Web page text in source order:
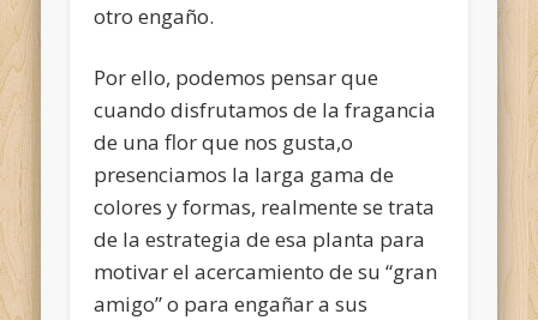
otro engaño.
Por ello, podemos pensar que
cuando disfrutamos de la fragancia
de una flor que nos gusta,o
presenciamos la larga gama de
colores y formas, realmente se trata
de la estrategia de esa planta para
motivar el acercamiento de su “gran
amigo” o para engañar a sus